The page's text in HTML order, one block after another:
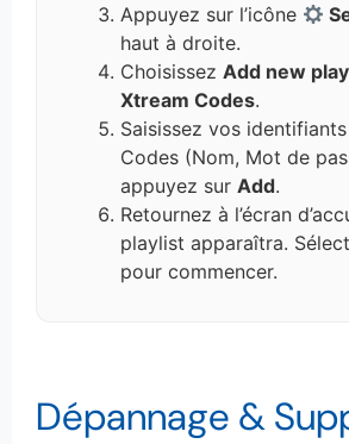
Appuyez sur l’icône
haut à droite.
Choisissez Add new
Xtream Codes.
Saisissez vos
Codes (Nom, Mot de
appuyez sur Add.
Retournez à l’écran
playlist apparaîtra.
pour commencer.
Dépannage &